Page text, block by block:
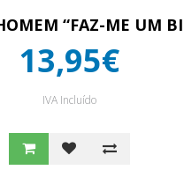
“FAZ-ME UM
13,95€
IVA Incluído